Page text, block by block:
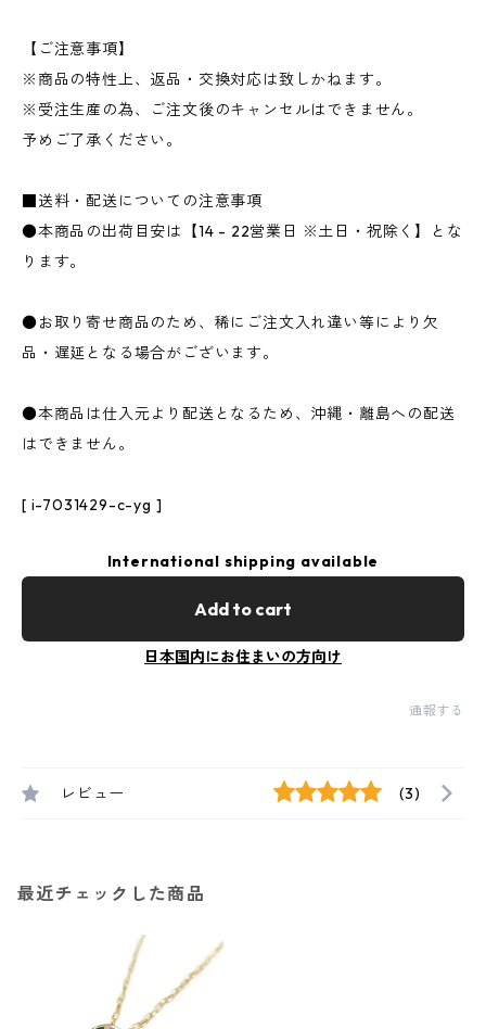
【ご注意事項】
※商品の特性上、返品・交換対応は致しかねます。
※受注生産の為、ご注文後のキャンセルはできません。
予めご了承ください。
■送料・配送についての注意事項
●本商品の出荷目安は【14 - 22営業日 ※土日・祝除く】とな
ります。
●お取り寄せ商品のため、稀にご注文入れ違い等により欠
品・遅延となる場合がございます。
●本商品は仕入元より配送となるため、沖縄・離島への配送
はできません。
[ i-7031429-c-yg ]
International shipping available
Add to cart
日本国内にお住まいの方向け
通報する
レビュー (3)
最近チェックした商品